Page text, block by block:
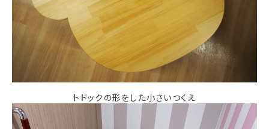
トドックの形をした小さいつくえ